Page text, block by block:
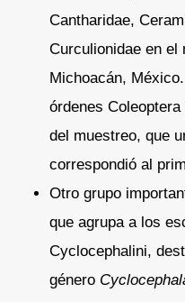
Cantharidae,
Curculionidae en el
Michoacán,
órdenes
del muestreo, que
correspondió al
Otro grupo
que agrupa a los
Cyclocephalini,
género